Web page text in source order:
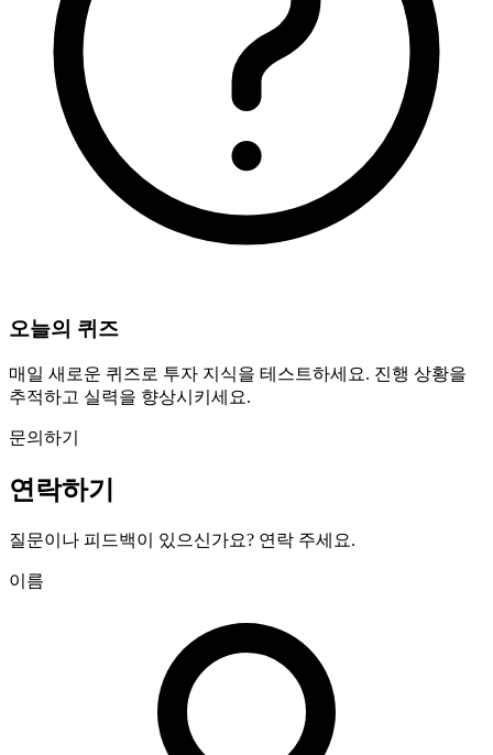
오늘의 퀴즈
매일 새로운 퀴즈로 투자 지식을 테스트하세요. 진행 상황을
추적하고 실력을 향상시키세요.
문의하기
연락하기
질문이나 피드백이 있으신가요? 연락 주세요.
이름